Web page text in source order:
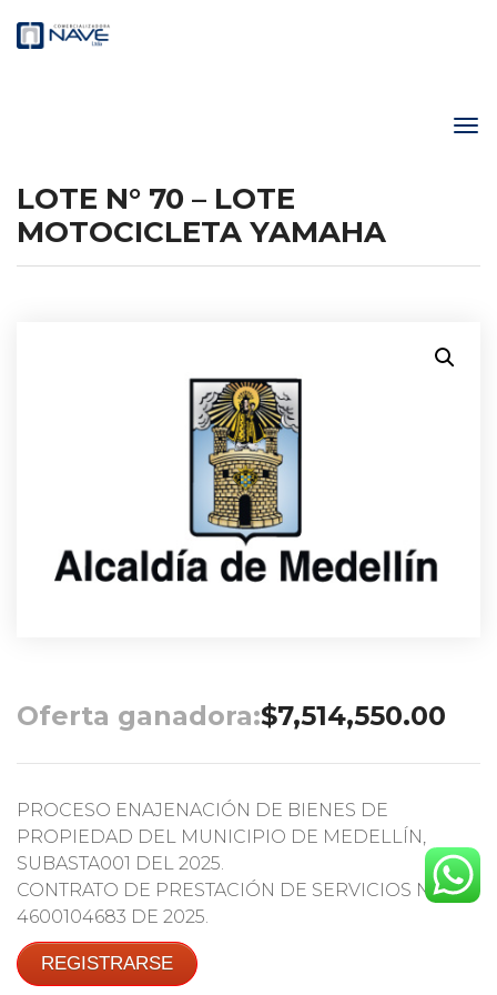
LOTE N° 70 – LOTE
MOTOCICLETA YAMAHA
Oferta ganadora:$7,514,550.00
PROCESO ENAJENACIÓN DE BIENES DE
PROPIEDAD DEL MUNICIPIO DE MEDELLÍN,
SUBASTA001 DEL 2025.
CONTRATO DE PRESTACIÓN DE SERVICIOS No.
4600104683 DE 2025.
REGISTRARSE